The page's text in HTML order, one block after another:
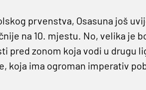
prvenstva, Osasuna još
na 10. mjestu. No, velika je
pred zonom koja vodi u drugu
koja ima ogroman imperativ